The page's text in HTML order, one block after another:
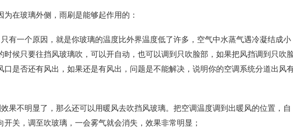
为在玻璃外侧，雨刷是能够起作用的：
有一个原因，就是你玻璃的温度比外界温度低了许多，空气中水蒸气遇冷凝结成小
时候只要往挡风玻璃吹，可以开自动，也可以调到只吹脸部，如果把风挡调到只吹
口是否还有风出，如果还是有风出，问题是不能解决，说明你的空调系统分道出风
果不明显了，那么还可以用暖风去吹挡风玻璃。把空调温度调到出暖风的位置，自
关，调至吹玻璃，一会雾气就会消失，效果非常明显；